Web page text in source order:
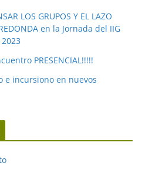
LOS GRUPOS Y EL LAZO
en la Jornada del IIG
PRESENCIAL!!!!!
e incursiono en nuevos